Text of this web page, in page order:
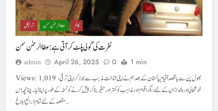
آرٹیکل عطا الرحمٰن سمن کالم
نفرت کی گولی پلٹ کر آتی ہے : عطاالرحمٰن سمن
admin April 26, 2025 0 1 min
Views: 1,019 بھول پن سے یا قصداً قیام ِ پاکستان کے بعد ہم نے اپنی شناخت مذہب سے جوڑ کر اپنی ترقی،
خوشحالی اور بلند اڑان کے لئے دیگر اقوام اور مذاہب کو کمتر اور حقیر بنا کر پیش کرنے کو نسخہ کے طور پر اپنا لیا۔ چنانچہ اِس
مقصد کے لئے تمام ذرائع ابلاغ…